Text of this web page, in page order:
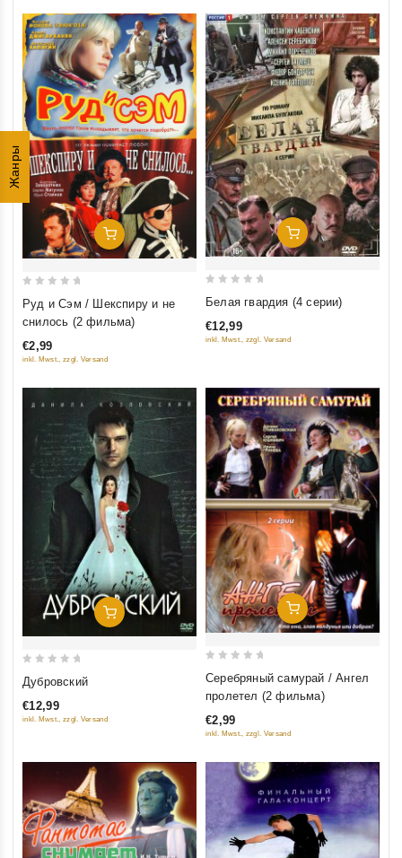
Жанры
Добавить В Корзину
out
5
Руд и Сэм / Шекспиру и не
снилось (2 фильма)
€2,99
inkl. Mwst., zzgl. Versand
Добавить В Корзину
of
Белая гвардия (4 серии)
€12,99
inkl. Mwst., zzgl. Versand
Добавить В Корзину
out
of
Дубровский
€12,99
inkl. Mwst., zzgl. Versand
Добавить В Корзину
out
5
Серебряный самурай / Ангел
пролетел (2 фильма)
€2,99
inkl. Mwst., zzgl. Versand